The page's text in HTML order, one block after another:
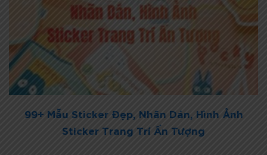
99+ Mẫu Sticker Đẹp, Nhãn Dán, Hình Ảnh
Sticker Trang Trí Ấn Tượng